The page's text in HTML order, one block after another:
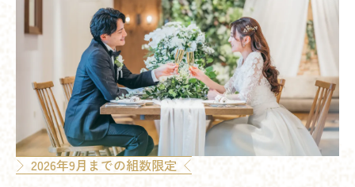
2026年9月までの組数限定